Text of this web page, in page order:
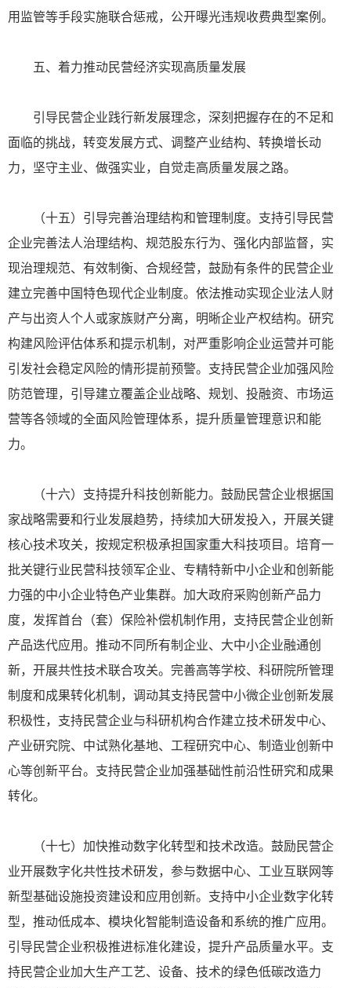
用监管等手段实施联合惩戒，公开曝光违规收费典型案例。
五、着力推动民营经济实现高质量发展
引导民营企业践行新发展理念，深刻把握存在的不足和
面临的挑战，转变发展方式、调整产业结构、转换增长动
力，坚守主业、做强实业，自觉走高质量发展之路。
（十五）引导完善治理结构和管理制度。支持引导民营
企业完善法人治理结构、规范股东行为、强化内部监督，实
现治理规范、有效制衡、合规经营，鼓励有条件的民营企业
建立完善中国特色现代企业制度。依法推动实现企业法人财
产与出资人个人或家族财产分离，明晰企业产权结构。研究
构建风险评估体系和提示机制，对严重影响企业运营并可能
引发社会稳定风险的情形提前预警。支持民营企业加强风险
防范管理，引导建立覆盖企业战略、规划、投融资、市场运
营等各领域的全面风险管理体系，提升质量管理意识和能
力。
（十六）支持提升科技创新能力。鼓励民营企业根据国
家战略需要和行业发展趋势，持续加大研发投入，开展关键
核心技术攻关，按规定积极承担国家重大科技项目。培育一
批关键行业民营科技领军企业、专精特新中小企业和创新能
力强的中小企业特色产业集群。加大政府采购创新产品力
度，发挥首台（套）保险补偿机制作用，支持民营企业创新
产品迭代应用。推动不同所有制企业、大中小企业融通创
新，开展共性技术联合攻关。完善高等学校、科研院所管理
制度和成果转化机制，调动其支持民营中小微企业创新发展
积极性，支持民营企业与科研机构合作建立技术研发中心、
产业研究院、中试熟化基地、工程研究中心、制造业创新中
心等创新平台。支持民营企业加强基础性前沿性研究和成果
转化。
（十七）加快推动数字化转型和技术改造。鼓励民营企
业开展数字化共性技术研发，参与数据中心、工业互联网等
新型基础设施投资建设和应用创新。支持中小企业数字化转
型，推动低成本、模块化智能制造设备和系统的推广应用。
引导民营企业积极推进标准化建设，提升产品质量水平。支
持民营企业加大生产工艺、设备、技术的绿色低碳改造力